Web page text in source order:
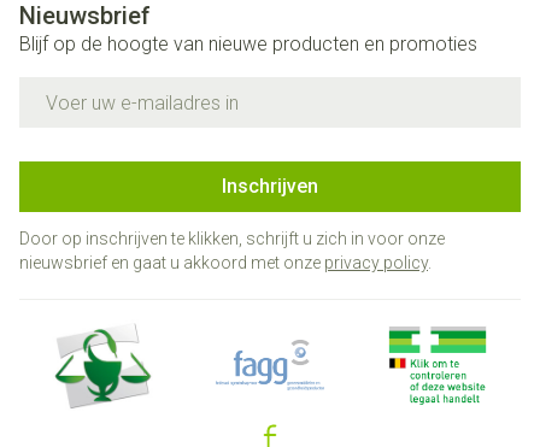
Nieuwsbrief
Blijf op de hoogte van nieuwe producten en promoties
Inschrijven
Door op inschrijven te klikken, schrijft u zich in voor onze
nieuwsbrief en gaat u akkoord met onze privacy policy.